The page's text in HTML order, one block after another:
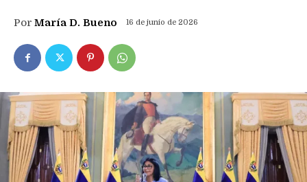
Por María D. Bueno 16 de junio de 2026